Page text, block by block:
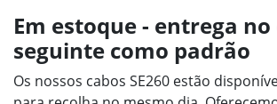
Em estoque - entrega no
seguinte como padrão
Os nossos cabos SE260 estão